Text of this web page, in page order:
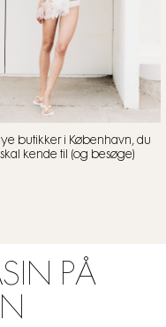
butikker i København, du
skal kende til (og besøge)
PÅ